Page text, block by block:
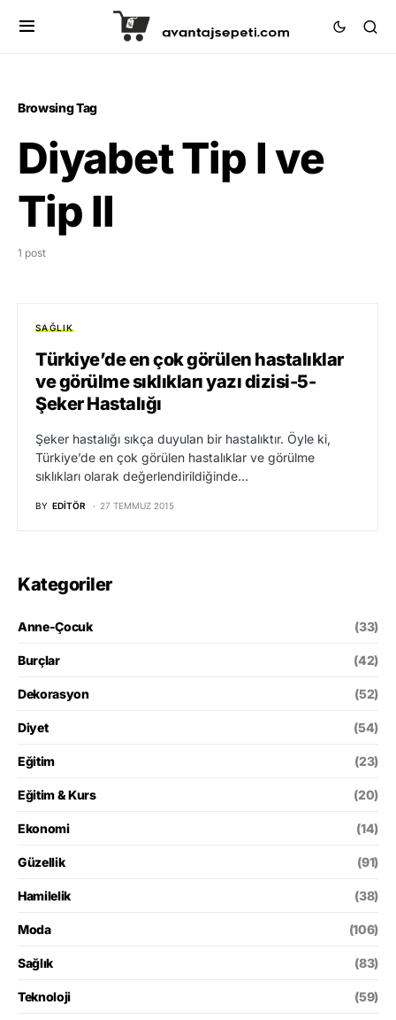
Browsing Tag
Diyabet Tip I ve
Tip II
1 post
SAĞLIK
Türkiye’de en çok görülen hastalıklar
ve görülme sıklıkları yazı dizisi-5-
Şeker Hastalığı
Şeker hastalığı sıkça duyulan bir hastalıktır. Öyle ki,
Türkiye’de en çok görülen hastalıklar ve görülme
sıklıkları olarak değerlendirildiğinde…
BY EDITÖR 27 TEMMUZ 2015
Kategoriler
Anne-Çocuk (33)
Burçlar (42)
Dekorasyon (52)
Diyet (54)
Eğitim (23)
Eğitim & Kurs (20)
Ekonomi (14)
Güzellik (91)
Hamilelik (38)
Moda (106)
Sağlık (83)
Teknoloji (59)